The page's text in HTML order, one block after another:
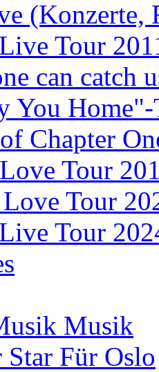
(Konzerte,
Tour
can catch
You
Chapter
Tour
Tour
Tour
Musik
Star Für Oslo